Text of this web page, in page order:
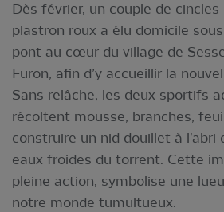
Dès février, un couple de cincles
plastron roux a élu domicile
pont au cœur du village de
Furon, afin d’y accueillir la
Sans relâche, les deux sportifs
récoltent mousse, branches,
construire un nid douillet à l'abri
eaux froides du torrent. Cette
pleine action, symbolise une
notre monde tumultueux.